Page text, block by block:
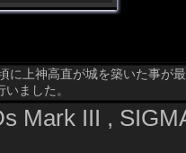
に上神高直が城を築いた事が
ました。
Mark III ,